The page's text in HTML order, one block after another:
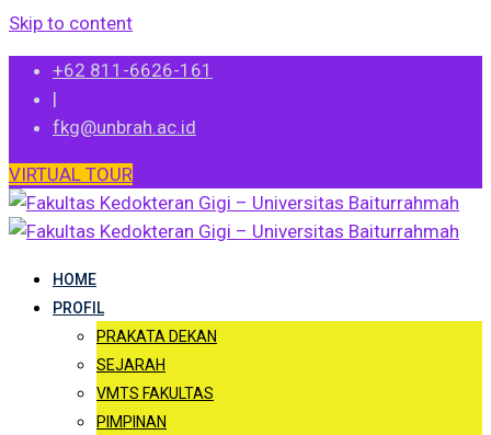
Skip to content
+62 811-6626-161
|
fkg@unbrah.ac.id
VIRTUAL TOUR
HOME
PROFIL
PRAKATA DEKAN
SEJARAH
VMTS FAKULTAS
PIMPINAN